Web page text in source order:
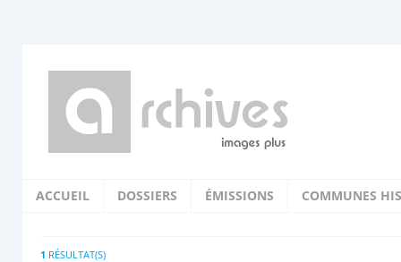
ACCUEIL DOSSIERS ÉMISSIONS COMMUNES
1 RÉSULTAT(S)